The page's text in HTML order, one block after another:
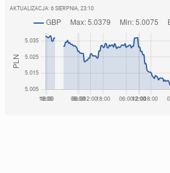
AKTUALIZACJA: 6 SIERPNIA, 23:10